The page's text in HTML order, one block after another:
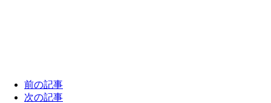
前の記事
次の記事